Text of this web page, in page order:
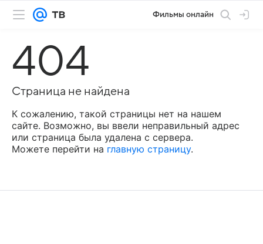
Фильмы онлайн
404
Страница не найдена
К сожалению, такой страницы нет на нашем
сайте. Возможно, вы ввели неправильный адрес
или страница была удалена с сервера.
Можете перейти на главную страницу.